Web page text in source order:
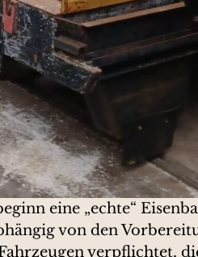
eine „echte“
von den
verpflichtet,